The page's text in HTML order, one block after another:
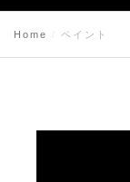
Home ペイント